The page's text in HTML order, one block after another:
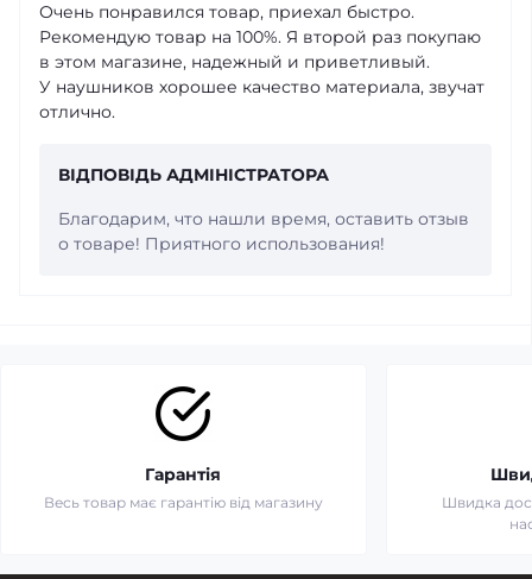
Очень понравился товар, приехал быстро.
Рекомендую товар на 100%. Я второй раз покупаю
в этом магазине, надежный и приветливый.
У наушников хорошее качество материала, звучат
отлично.
ВІДПОВІДЬ АДМІНІСТРАТОРА
Благодарим, что нашли время, оставить отзыв
о товаре! Приятного использования!
Гарантія
Весь товар має гарантію від магазину
Швидка